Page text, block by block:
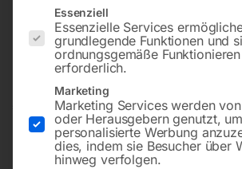
plättchen für MACC-
CNC 19x30mm) sowie BAUER 230DG
66,00
inkl. MwSt. zzgl.Versandkosten
Lieferzeit:ca. 2 - 3 Tage
Es folgt eine Liste der Service-Gruppen,
Essenziell
Essenzielle Services
grundlegende Funktionen und
ordnungsgemäße
erforderlich.
Marketing
Marketing Services werden
oder Herausgebern genutzt, um
personalisierte Werbung
dies, indem sie Besucher über
hinweg verfolgen.